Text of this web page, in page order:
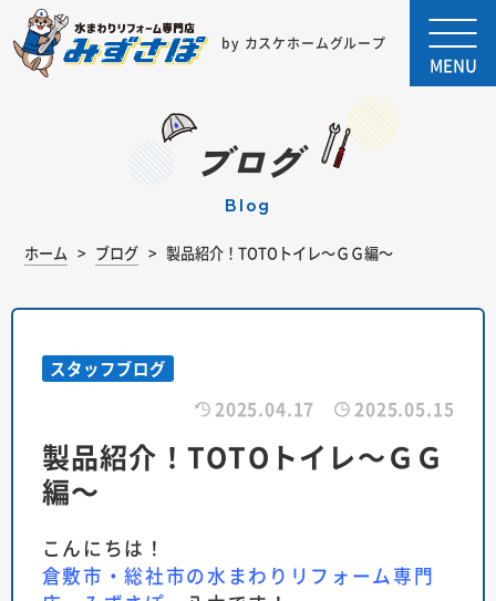
by カスケホームグループ
MENU
ブログ
blog
ホーム ブログ 製品紹介！TOTOトイレ～ＧＧ編～
スタッフブログ
2025.04.17 2025.05.15
製品紹介！TOTOトイレ～ＧＧ
編～
こんにちは！
倉敷市・総社市の水まわりリフォーム専門